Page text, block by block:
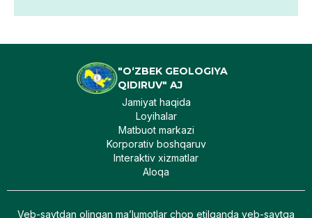
"O‘ZBEK GEOLOGIYA
QIDIRUV" AJ
Jamiyat haqida
Loyihalar
Matbuot markazi
Korporativ boshqaruv
Interaktiv xizmatlar
Aloqa
Veb-saytdan olingan maʼlumotlar chop etilganda veb-saytga